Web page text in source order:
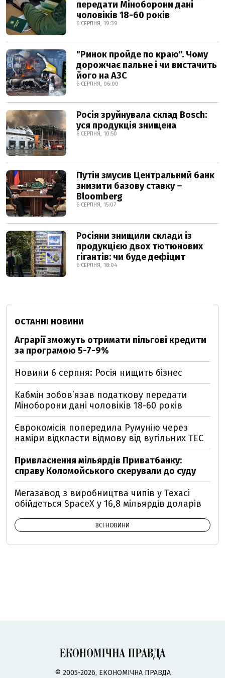
передати Міноборони дані
чоловіків 18-60 років
6 СЕРПНЯ, 19:39
"Ринок пройде по краю". Чому
дорожчає пальне і чи вистачить
його на АЗС
6 СЕРПНЯ, 06:00
Росія зруйнувала склад Bosch:
уся продукція знищена
6 СЕРПНЯ, 10:50
Путін змусив Центральний банк
знизити базову ставку –
Bloomberg
6 СЕРПНЯ, 15:07
Росіяни знищили склади із
продукцією двох тютюнових
гігантів: чи буде дефіцит
6 СЕРПНЯ, 18:04
ОСТАННІ НОВИНИ
Аграрії зможуть отримати пільгові кредити
за програмою 5-7-9%
Новини 6 серпня: Росія нищить бізнес
Кабмін зобовʼязав податкову передати
Міноборони дані чоловіків 18-60 років
Єврокомісія попередила Румунію через
наміри відкласти відмову від вугільних ТЕС
Привласнення мільярдів Приватбанку:
справу Коломойського скерували до суду
Мегазавод з виробництва чипів у Техасі
обійдеться SpaceX у 16,8 мільярдів доларів
ВСІ НОВИНИ
© 2005-2026, ЕКОНОМІЧНА ПРАВДА